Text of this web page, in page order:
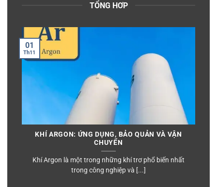
TỔNG HƠP
KHÍ ARGON: ỨNG DỤNG, BẢO QUẢN VÀ VẬN
CHUYỂN
Khí Argon là một trong những khí trơ phổ biến nhất
trong công nghiệp và [...]
01
Th11